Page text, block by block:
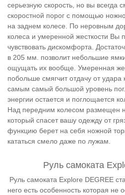
серьезную скорость, но вы всегда
скоростной порог с помощью
на заднем колесе. По неровным
колеса и умеренной жесткости Вы
чувствовать дискомфорта.
в 205 мм. позволит небольшие
ощущать их вообще. Умеренная
побольше смягчит отдачу от
самым самый большой уровень
энергии остается и поглощается
Над передним колесом размещен
который спасет вашу одежду от
функцию берет на себя ножной
кататься смело даже по лужам.
Руль самоката
Руль самоката Explore DEGREE
него есть особенность которая не